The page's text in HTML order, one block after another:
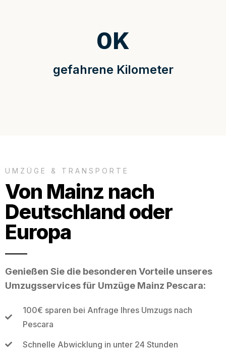
gefahrene Kilometer
0K
UMZÜGE & TRANSPORTE
Von Mainz nach
Deutschland oder
Europa
Genießen Sie die besonderen Vorteile unseres
Umzugsservices für Umzüge Mainz Pescara:
100€ sparen bei Anfrage Ihres Umzugs nach
Pescara
Schnelle Abwicklung in unter 24 Stunden